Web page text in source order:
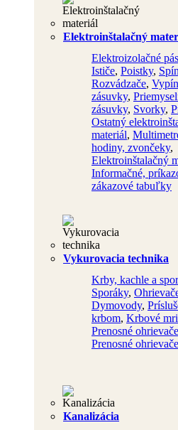
Elektroinštalačný
Elektroizolačné
Ističe, Poistky,
Rozvádzače,
zásuvky,
zásuvky, Svorky,
Ostatný
materiál,
hodiny, zvončeky,
Elektroinštalačný
Informačné,
zákazové tabuľky
Vykurovacia technika
Krby, kachle a
Sporáky,
Dymovody,
krbom, Krbové
Prenosné
Prenosné
Kanalizácia